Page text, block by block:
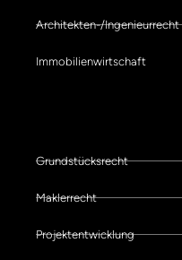
Architekten-/Ingenieurrecht
Immobilienwirtschaft
Grundstücksrecht
Maklerrecht
Projektentwicklung